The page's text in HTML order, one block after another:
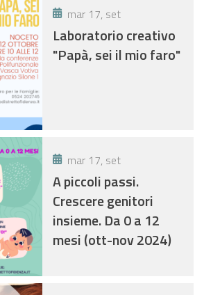
mar 17, set
Laboratorio creativo
"Papà, sei il mio faro"
mar 17, set
A piccoli passi.
Crescere genitori
insieme. Da 0 a 12
mesi (ott-nov 2024)